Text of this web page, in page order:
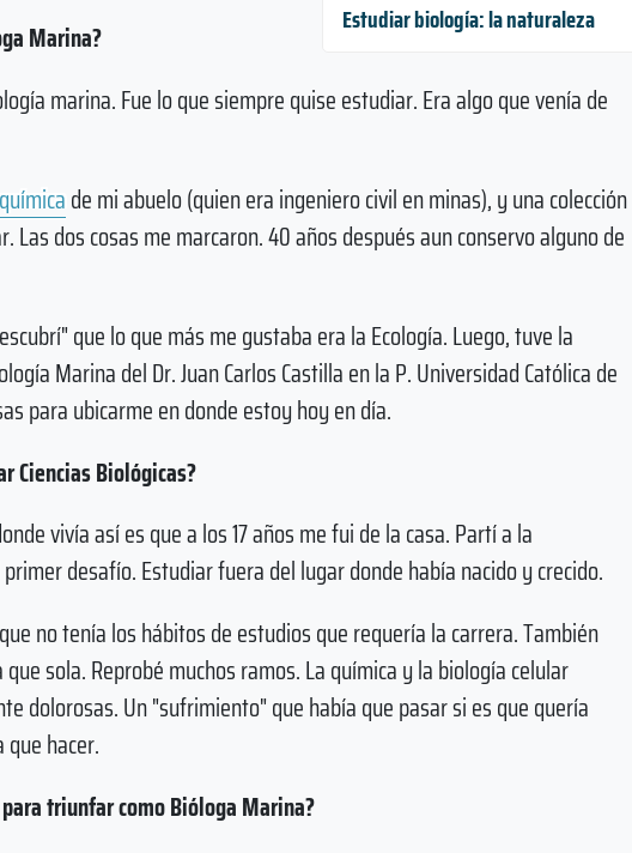
Estudiar biología: la naturaleza
Marina?
marina. Fue lo que siempre quise estudiar. Era algo que venía de
químicade mi abuelo (quien era ingeniero civil en minas), y una colección
Las dos cosas me marcaron. 40 años después aun conservo alguno de
que lo que más me gustaba era la Ecología. Luego, tuve la
Marina del Dr. Juan Carlos Castilla en la P. Universidad Católica de
para ubicarme en donde estoy hoy en día.
Ciencias Biológicas?
vivía así es que a los 17 años me fui de la casa. Partí a la
desafío. Estudiar fuera del lugar donde había nacido y crecido.
no tenía los hábitos de estudios que requería la carrera. También
sola. Reprobé muchos ramos. La química y la biología celular
dolorosas. Un "sufrimiento" que había que pasar si es que quería
hacer.
triunfar como Bióloga Marina?